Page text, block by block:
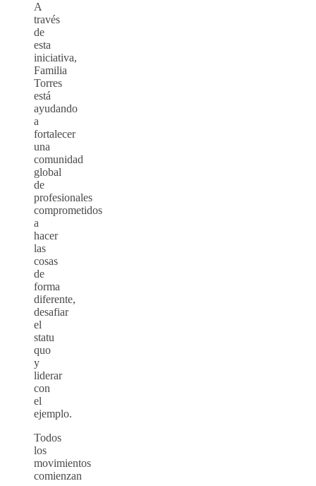
A
través
de
esta
iniciativa,
Familia
Torres
está
ayudando
a
fortalecer
una
comunidad
global
de
profesionales
comprometidos
a
hacer
las
cosas
de
forma
diferente,
desafiar
el
statu
quo
y
liderar
con
el
ejemplo.
Todos
los
movimientos
comienzan